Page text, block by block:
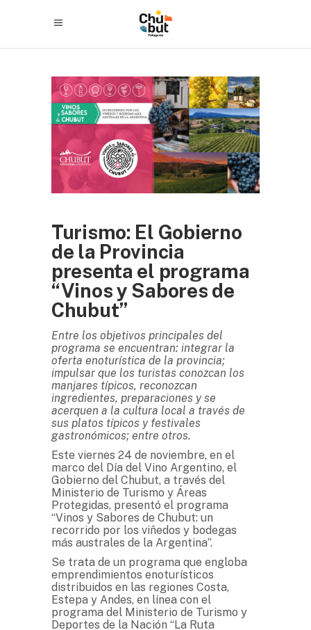
Turismo: El Gobierno
de la Provincia
presenta el programa
“Vinos y Sabores de
Chubut”
Entre los objetivos principales del
programa se encuentran: integrar la
oferta enoturística de la provincia;
impulsar que los turistas conozcan los
manjares típicos, reconozcan
ingredientes, preparaciones y se
acerquen a la cultura local a través de
sus platos típicos y festivales
gastronómicos; entre otros.
Este viernes 24 de noviembre, en el
marco del Día del Vino Argentino, el
Gobierno del Chubut, a través del
Ministerio de Turismo y Áreas
Protegidas, presentó el programa
“Vinos y Sabores de Chubut: un
recorrido por los viñedos y bodegas
más australes de la Argentina”.
Se trata de un programa que engloba
emprendimientos enoturísticos
distribuidos en las regiones Costa,
Estepa y Andes, en línea con el
programa del Ministerio de Turismo y
Deportes de la Nación “La Ruta